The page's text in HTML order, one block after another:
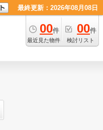
最終更新：2026年08月08日
00件
最近見た物件
00件
検討リスト